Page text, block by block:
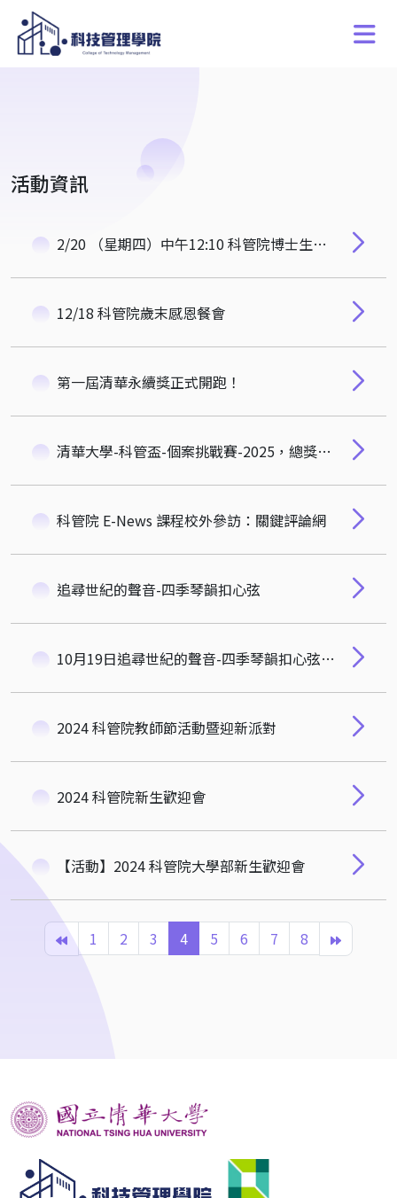
活動資訊
2/20 （星期四）中午12:10 科管院博士生研究獎頒獎典禮 邀請您參加
12/18 科管院歲末感恩餐會
第一屆清華永續獎正式開跑！
清華大學-科管盃-個案挑戰賽-2025，總獎金9萬元歡迎您來挑戰！
科管院 E-News 課程校外參訪：關鍵評論網
追尋世紀的聲音-四季琴韻扣心弦
10月19日追尋世紀的聲音-四季琴韻扣心弦音樂會
2024 科管院教師節活動暨迎新派對
2024 科管院新生歡迎會
【活動】2024 科管院大學部新生歡迎會
1 2 3 4 5 6 7 8